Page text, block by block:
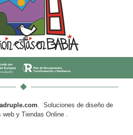
. Soluciones de diseño de
web y Tiendas Online .